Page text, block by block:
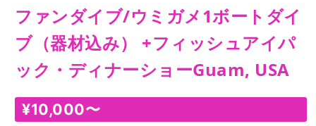
ファンダイブ/ウミガメ1ボートダイ
ブ（器材込み） +フィッシュアイパ
ック・ディナーショーGuam, USA
¥10,000〜